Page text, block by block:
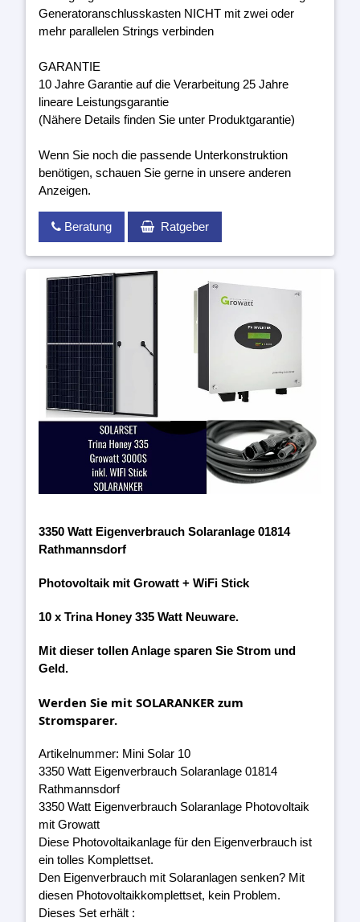
Generatoranschlusskasten NICHT mit zwei oder
mehr parallelen Strings verbinden
GARANTIE
10 Jahre Garantie auf die Verarbeitung 25 Jahre
lineare Leistungsgarantie
(Nähere Details finden Sie unter Produktgarantie)
Wenn Sie noch die passende Unterkonstruktion
benötigen, schauen Sie gerne in unsere anderen
Anzeigen.
Beratung Ratgeber
3350 Watt Eigenverbrauch Solaranlage 01814
Rathmannsdorf
Photovoltaik mit Growatt + WiFi Stick
10 x Trina Honey 335 Watt Neuware.
Mit dieser tollen Anlage sparen Sie Strom und
Geld.
Werden Sie mit SOLARANKER zum
Stromsparer.
Artikelnummer: Mini Solar 10
3350 Watt Eigenverbrauch Solaranlage 01814
Rathmannsdorf
3350 Watt Eigenverbrauch Solaranlage Photovoltaik
mit Growatt
Diese Photovoltaikanlage für den Eigenverbrauch ist
ein tolles Komplettset.
Den Eigenverbrauch mit Solaranlagen senken? Mit
diesen Photovoltaikkomplettset, kein Problem.
Dieses Set erhält :